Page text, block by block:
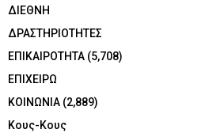
ΔΙΕΘΝΗ
ΔΡΑΣΤΗΡΙΟΤΗΤΕΣ
ΕΠΙΚΑΙΡΟΤΗΤΑ (5,708)
ΕΠΙΧΕΙΡΩ
ΚΟΙΝΩΝΙΑ (2,889)
Κους-Κους